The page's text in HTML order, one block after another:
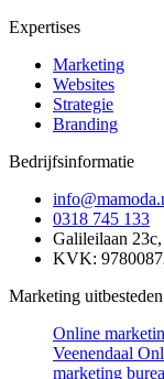
Expertises
Marketing
Websites
Strategie
Branding
Bedrijfsinformatie
0318 745 133
Galileilaan
KVK:
Marketing uitbesteden
Online
Veenendaal
marketing